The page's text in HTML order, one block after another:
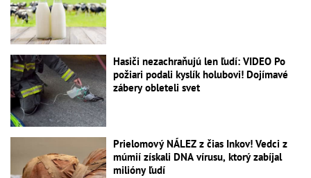
Hasiči nezachraňujú len ľudí: VIDEO Po
požiari podali kyslík holubovi! Dojímavé
zábery obleteli svet
Prielomový NÁLEZ z čias Inkov! Vedci z
múmií získali DNA vírusu, ktorý zabíjal
milióny ľudí